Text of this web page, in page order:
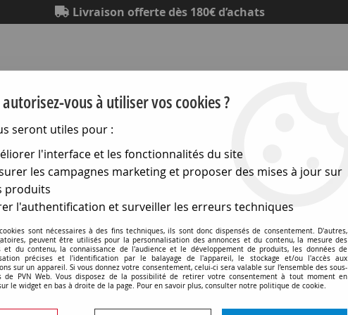
Livraison offerte dès 180€ d’achats
Eclairage Matériel électrique Outillage
>
Infrarouge court type helen
vous à utiliser vos cookies ?
seront utiles pour :
l'interface et les fonctionnalités du site
les campagnes marketing et proposer des mises à jour sur
produits
l'authentification et surveiller les erreurs techniques
sont nécessaires à des fins techniques, ils sont donc dispensés de consentement. D'autres,
peuvent être utilisés pour la personnalisation des annonces et du contenu, la mesure des
et du contenu, la connaissance de l'audience et le développement de produits, les données de
précises et l'identification par le balayage de l'appareil, le stockage et/ou l'accès aux
sur un appareil. Si vous donnez votre consentement, celui-ci sera valable sur l’ensemble des sous-
de PVN Web. Vous disposez de la possibilité de retirer votre consentement à tout moment en
le widget en bas à droite de la page. Pour en savoir plus, consulter notre politique de cookie.